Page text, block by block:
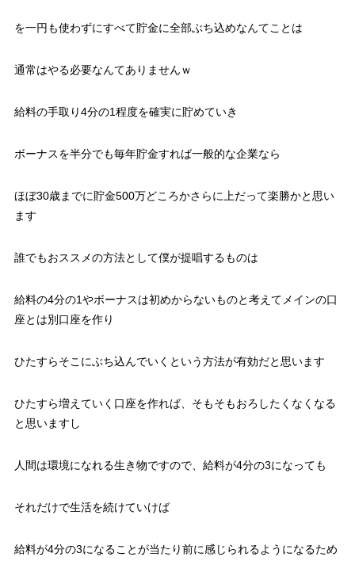
を一円も使わずにすべて貯金に全部ぶち込めなんてことは
通常はやる必要なんてありませんｗ
給料の手取り4分の1程度を確実に貯めていき
ボーナスを半分でも毎年貯金すれば一般的な企業なら
ほぼ30歳までに貯金500万どころかさらに上だって楽勝かと思い
ます
誰でもおススメの方法として僕が提唱するものは
給料の4分の1やボーナスは初めからないものと考えてメインの口
座とは別口座を作り
ひたすらそこにぶち込んでいくという方法が有効だと思います
ひたすら増えていく口座を作れば、そもそもおろしたくなくなる
と思いますし
人間は環境になれる生き物ですので、給料が4分の3になっても
それだけで生活を続けていけば
給料が4分の3になることが当たり前に感じられるようになるため